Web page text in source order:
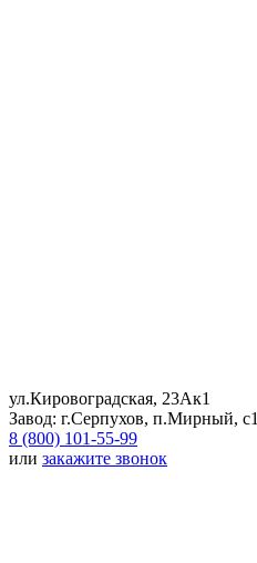
ул.Кировоградская, 23Ак1
Завод: г.Серпухов, п.Мирный, с1
8 (800) 101-55-99
или закажите звонок